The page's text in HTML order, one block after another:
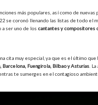
más populares, así como de
se coronó llenando las listas de todo el
a ser uno de los cantantes y compositores
cita muy especial, ya que es el último que
Barcelona, Fuengirola, Bilbao y Asturias .
te sumerges en el contagioso